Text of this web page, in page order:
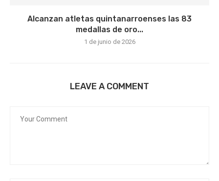
Alcanzan atletas quintanarroenses las 83
medallas de oro...
1 de junio de 2026
LEAVE A COMMENT